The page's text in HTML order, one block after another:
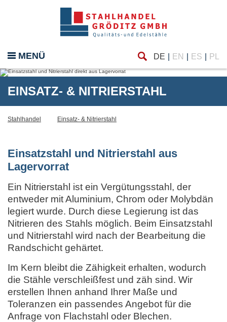
MENÜ DE EN ES PL
EINSATZ- & NITRIERSTAHL
Stahlhandel Einsatz- & Nitrierstahl
Einsatzstahl und Nitrierstahl aus
Lagervorrat
Ein Nitrierstahl ist ein Vergütungsstahl, der
entweder mit Aluminium, Chrom oder Molybdän
legiert wurde. Durch diese Legierung ist das
Nitrieren des Stahls möglich. Beim Einsatzstahl
und Nitrierstahl wird nach der Bearbeitung die
Randschicht gehärtet.
Im Kern bleibt die Zähigkeit erhalten, wodurch
die Stähle verschleißfest und zäh sind. Wir
erstellen Ihnen anhand Ihrer Maße und
Toleranzen ein passendes Angebot für die
Anfrage von Flachstahl oder Blechen.